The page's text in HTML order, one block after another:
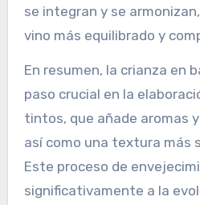
se integran y se
vino más equilibrado y
En resumen, la crianza en
paso crucial en la
tintos, que añade aromas
así como una textura más
Este proceso de
significativamente a la